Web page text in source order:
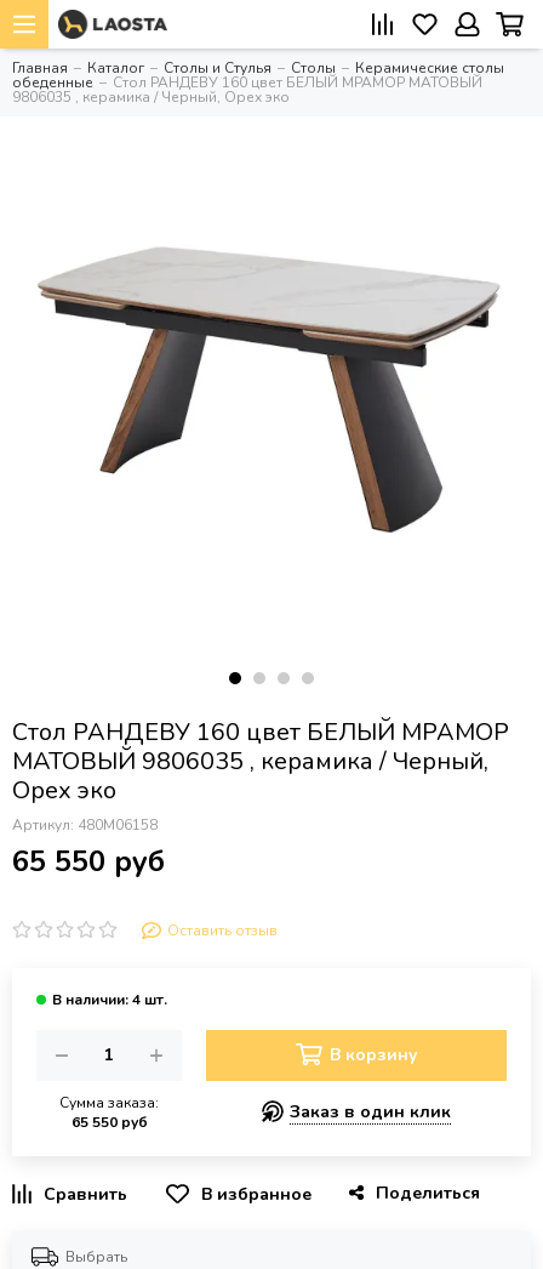
Главная Каталог Столы и Стулья Столы Керамические столы
обеденные Стол РАНДЕВУ 160 цвет БЕЛЫЙ МРАМОР МАТОВЫЙ
9806035 , керамика / Черный, Орех эко
Стол РАНДЕВУ 160 цвет БЕЛЫЙ МРАМОР
МАТОВЫЙ 9806035 , керамика / Черный,
Орех эко
Артикул: 480M06158
65 550 руб
Оставить отзыв
Сумма заказа:
65 550 руб
В корзину
Заказ в один клик
В избранное Поделиться
Выбрать